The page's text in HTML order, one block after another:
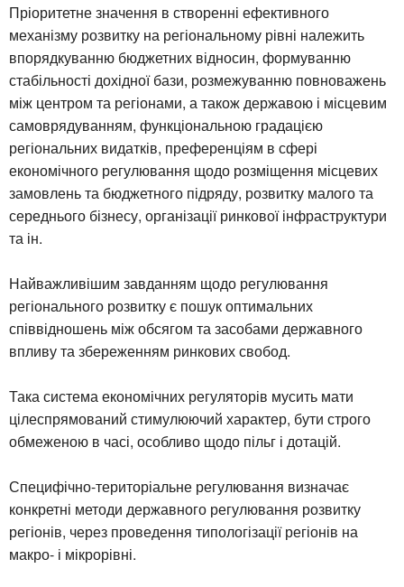
Пріоритетне значення в створенні ефективного
механізму розвитку на регіональному рівні належить
впорядкуванню бюджетних відносин, формуванню
стабільності дохідної бази, розмежуванню повноважень
між центром та регіонами, а також державою і місцевим
самоврядуванням, функціональною градацією
регіональних видатків, преференціям в сфері
економічного регулювання щодо розміщення місцевих
замовлень та бюджетного підряду, розвитку малого та
середнього бізнесу, організації ринкової інфраструктури
та ін.
Найважливішим завданням щодо регулювання
регіонального розвитку є пошук оптимальних
співвідношень між обсягом та засобами державного
впливу та збереженням ринкових свобод.
Така система економічних регуляторів мусить мати
цілеспрямований стимулюючий характер, бути строго
обмеженою в часі, особливо щодо пільг і дотацій.
Специфічно-територіальне регулювання визначає
конкретні методи державного регулювання розвитку
регіонів, через проведення типологізації регіонів на
макро- і мікрорівні.